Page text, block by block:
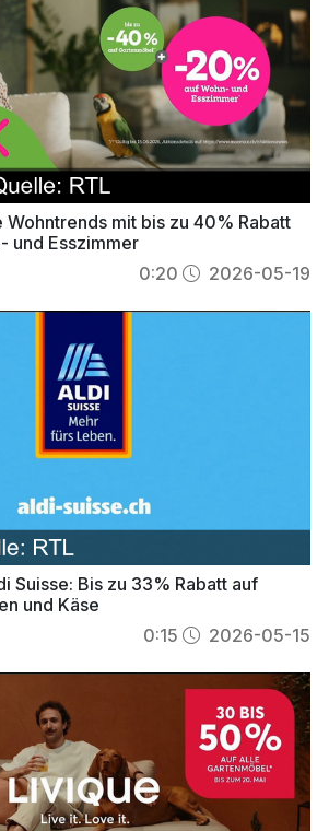
Wohntrends mit bis zu 40% Rabatt
und Esszimmer
0:20 2026-05-19
Suisse: Bis zu 33% Rabatt auf
und Käse
0:15 2026-05-15